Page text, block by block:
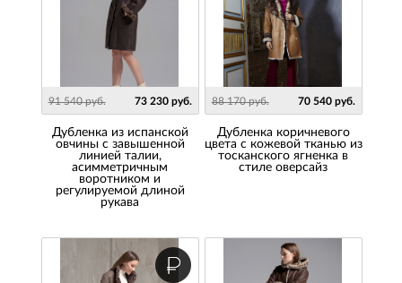
91 540 руб. 73 230 руб.
Дубленка из испанской
овчины с завышенной
линией талии,
асимметричным
воротником и
регулируемой длиной
рукава
88 170 руб. 70 540 руб.
Дубленка коричневого
цвета с кожевой тканью из
тосканского ягненка в
стиле оверсайз